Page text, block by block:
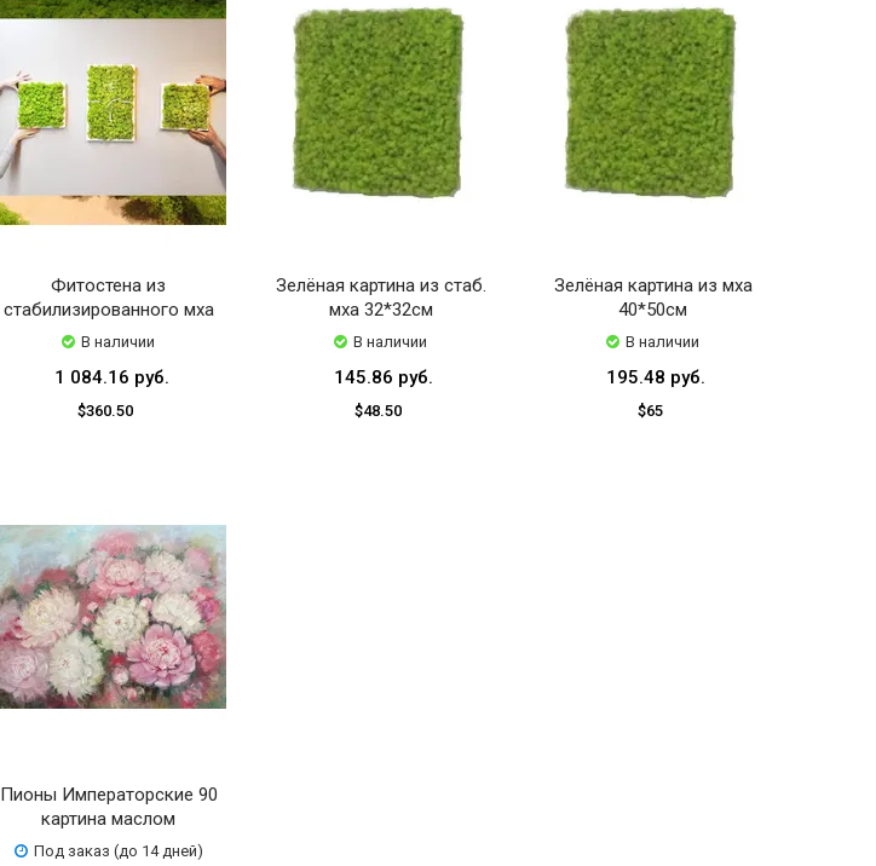
Фитостена из
стабилизированного мха
В наличии
1 084.16 руб.
$360.50
Зелёная картина из стаб.
мха 32*32см
В наличии
145.86 руб.
$48.50
Зелёная картина из мха
40*50см
В наличии
195.48 руб.
$65
Пионы Императорские 90
картина маслом
Под заказ (до 14 дней)